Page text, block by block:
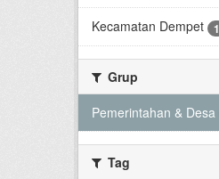
Kecamatan Dempet 1
Grup
Pemerintahan & Desa
Tag